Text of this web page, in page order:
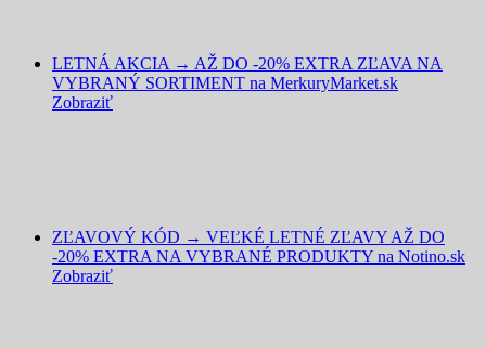
LETNÁ AKCIA → AŽ DO -20% EXTRA ZĽAVA NA
VYBRANÝ SORTIMENT na MerkuryMarket.sk
Zobraziť
ZĽAVOVÝ KÓD → VEĽKÉ LETNÉ ZĽAVY AŽ DO
-20% EXTRA NA VYBRANÉ PRODUKTY na Notino.sk
Zobraziť